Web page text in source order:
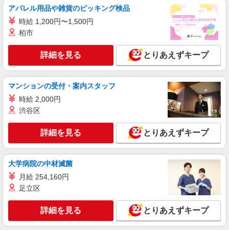
株式会社シエロ
人気機種に詳しくなれる携帯販売
時給1400円〜1450円（経験・能力による） ※
残業代支給 ★交通費別途支給（規定あり） ゜
+゜・。○。・゜+゜・。○。・゜+゜ 入社祝い金10
万円支給(規定有) お友達を紹介頂くと, インセンテ
ィブ支給(規定有) ★月2回払い・週払い可能（規程
有）★ ゜・。○。・゜+゜・。○。・゜+゜
福岡県筑紫野市の商業施設
キープ 詳細を見る
派遣社員 紹介予定派遣
携帯販売スタッフ【softbank】
月給231500円〜256500円（経験・能力によ
る） ※上記金額に時間外手当/インセンティブが加
算 ・賞与あり・時間外手当あり（平均残業時間：
10h/月）・地域手当/職能手当あり・Workstyle支
援金（4000円/月）あり・実績によりインセンティ
ブあり ★交通費別途支給（規定あり） ゜+゜・。
○。・゜+゜・。○。・゜+゜ 入社祝い金10万円支
給(規定有) お友達を紹介頂くと, インセンティブ支
給(規定有) ゜・。○。・゜+゜・。○。・゜+゜
詳細を見る
紹介予定派遣
株式会社シエロ
アパレル用品や雑貨のピッキング検品
時給 1,200円〜1,500円
柏市
詳細を見る とりあえずキープ
マンションの受付・案内スタッフ
時給 2,000円
渋谷区
詳細を見る とりあえずキープ
大学病院の中材滅菌
月給 254,160円
足立区
詳細を見る とりあえずキープ